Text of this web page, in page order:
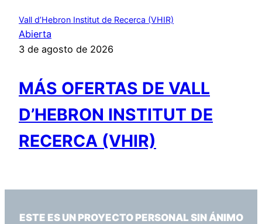
Vall d’Hebron Institut de Recerca (VHIR)
Abierta
3 de agosto de 2026
MÁS OFERTAS DE VALL
D’HEBRON INSTITUT DE
RECERCA (VHIR)
ESTE ES UN PROYECTO PERSONAL SIN ÁNIMO